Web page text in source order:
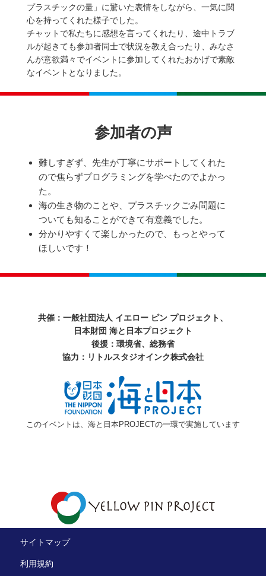
プラスチックの量」に驚いた表情をしながら、一気に関
心を持ってくれた様子でした。
チャットで私たちに感想を言ってくれたり、途中トラブ
ルが起きても参加者同士で状況を教え合ったり、みなさ
んが意欲満々でイベントに参加してくれたおかげで素敵
なイベントとなりました。
参加者の声
難しすぎず、先生が丁寧にサポートしてくれた
ので焦らずプログラミングを学べたのでよかっ
た。
海の生き物のことや、プラスチックごみ問題に
ついても知ることができて有意義でした。
分かりやすくて楽しかったので、もっとやって
ほしいです！
共催：一般社団法人 イエロー ピン プロジェクト、
日本財団 海と日本プロジェクト
後援：環境省、総務省
協力：リトルスタジオインク株式会社
このイベントは、海と日本PROJECTの一環で実施しています
サイトマップ
利用規約